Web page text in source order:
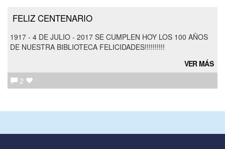
FELIZ CENTENARIO
1917 - 4 DE JULIO - 2017 SE CUMPLEN HOY LOS 100 AÑOS
DE NUESTRA BIBLIOTECA FELICIDADES!!!!!!!!!!
VER MÁS
2